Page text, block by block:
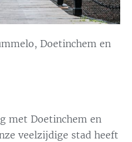
Doetinchem en
met Doetinchem en
veelzijdige stad heeft